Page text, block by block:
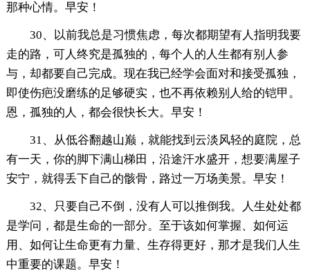
那种心情。早安！
30、以前我总是习惯焦虑，每次都期望有人指明我要
走的路，可人终究是孤独的，每个人的人生都有别人参
与，却都要自己完成。现在我已经学会面对和接受孤独，
即使伤疤没磨练的足够硬实，也不再依赖别人给的铠甲。
恩，孤独的人，都会很快长大。早安！
31、从低谷翻越山巅，就能找到云淡风轻的庭院，总
有一天，你的脚下满山梯田，沿途汗水盛开，想要满屋子
安宁，就得丢下自己的骸骨，路过一万场美景。早安！
32、只要自己不倒，没有人可以推倒我。人生处处都
是学问，都是生命的一部分。至于该如何掌握、如何运
用、如何让生命更有力量、生存得更好，那才是我们人生
中重要的课题。早安！